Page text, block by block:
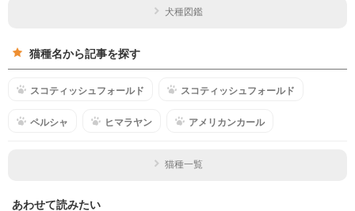
犬種図鑑
猫種名から記事を探す
スコティッシュフォールド スコティッシュフォールド
ペルシャ ヒマラヤン アメリカンカール
猫種一覧
あわせて読みたい